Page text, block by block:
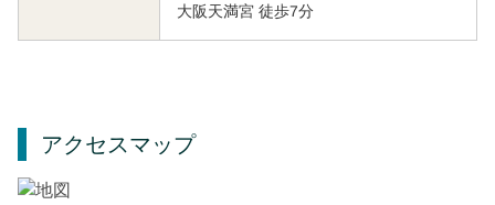
大阪天満宮 徒歩7分
アクセスマップ